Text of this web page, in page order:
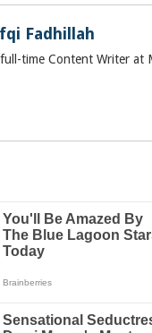
Fadhillah
time Content Writer at